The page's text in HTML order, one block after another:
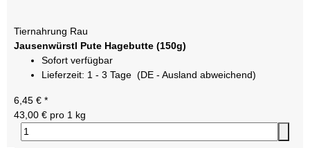
Tiernahrung Rau
Jausenwürstl Pute Hagebutte (150g)
Sofort verfügbar
Lieferzeit: 1 - 3 Tage (DE - Ausland abweichend)
6,45 € *
43,00 € pro 1 kg